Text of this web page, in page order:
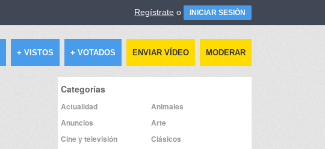
Regístrate o INICIAR SESIÓN
+ VISTOS + VOTADOS ENVIAR VÍDEO MODERAR
Categorías
Actualidad
Animales
Anuncios
Arte
Cine y televisión
Clásicos